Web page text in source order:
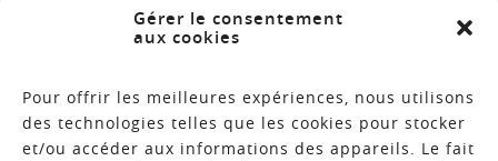
Gérer le consentement
aux cookies
Pour offrir les meilleures expériences, nous utilisons
des technologies telles que les cookies pour stocker
et/ou accéder aux informations des appareils. Le fait